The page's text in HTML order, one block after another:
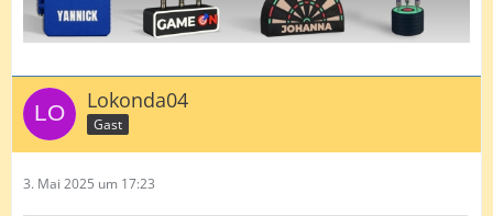
Lokonda04
Gast
3. Mai 2025 um 17:23